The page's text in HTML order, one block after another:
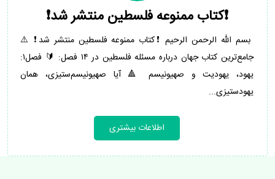
❗️کتاب ممنوعه فلسطین منتشر شد❗️
بسم الله الرحمن الرحیم ❗️کتاب ممنوعه فلسطین منتشر شد❗️ ⚠️
جامع‌ترین کتاب جهان درباره مسئله فلسطین در ۱۴ فصل: 🔰 فصل۱:
یهود، یهودیت و صهیونیسم 🔺 آیا صهیونیسم‌ستیزی، همان
یهودستیزی...
اطلاعات بیشتری